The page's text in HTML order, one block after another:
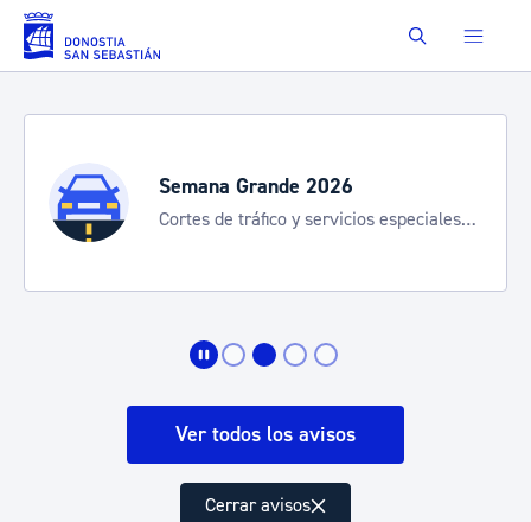
Saltar al contenido principal Buscar
Semana Grande 2026
Cortes de tráfico y servicios especiales
Ver todos los avisos
Cerrar avisos